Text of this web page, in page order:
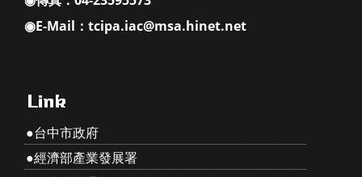
◉E-Mail： tcipa.iac@msa.hinet.net
●台中市政府
●經濟部產業發展署